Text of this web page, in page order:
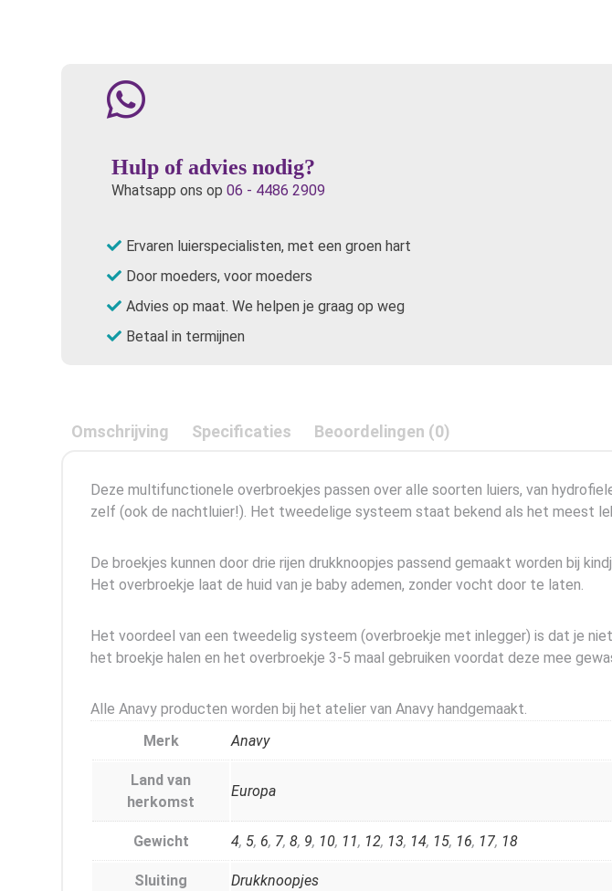
Hulp of advies nodig?
Whatsapp ons op 06 - 4486 2909
Ervaren luierspecialisten, met een groen hart
Door moeders, voor moeders
Advies op maat. We helpen je graag op weg
Betaal in termijnen
Omschrijving Specificaties Beoordelingen (0)
Deze multifunctionele overbroekjes passen over alle soorten luiers, van
zelf (ook de nachtluier!). Het tweedelige systeem staat bekend als het meest
De broekjes kunnen door drie rijen drukknoopjes passend gemaakt worden bij
Het overbroekje laat de huid van je baby ademen, zonder vocht door te laten.
Het voordeel van een tweedelig systeem (overbroekje met inlegger) is dat je
het broekje halen en het overbroekje 3-5 maal gebruiken voordat deze mee
Alle Anavy producten worden bij het atelier van Anavy handgemaakt.
Merk
Anavy
Land van
herkomst
Europa
Gewicht 4, 5, 6, 7, 8, 9, 10, 11, 12, 13, 14, 15, 16, 17, 18
Sluiting Drukknoopjes